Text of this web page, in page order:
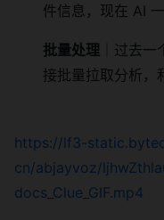
件信息，现在 AI
批量处理 ｜过去
接批量拉取分析
https://lf3-
cn/abjayvoz/
docs_Clue_GIF.mp4